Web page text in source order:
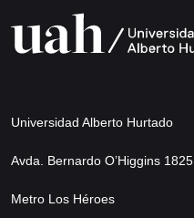
Universidad Alberto Hurtado
Avda. Bernardo O’Higgins 1825
Metro Los Héroes